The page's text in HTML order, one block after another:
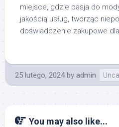
miejsce, gdzie pasja do
jakością usług, tworząc
doświadczenie zakupowe
25 lutego, 2024 by admin
You may also like...